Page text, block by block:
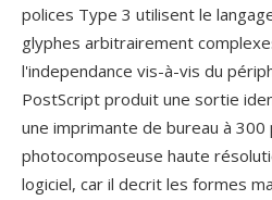
polices Type 3 utilisent le
glyphes arbitrairement
l'independance vis-à-vis du
PostScript produit une sortie
une imprimante de bureau à 300
photocomposeuse haute
logiciel, car il decrit les formes